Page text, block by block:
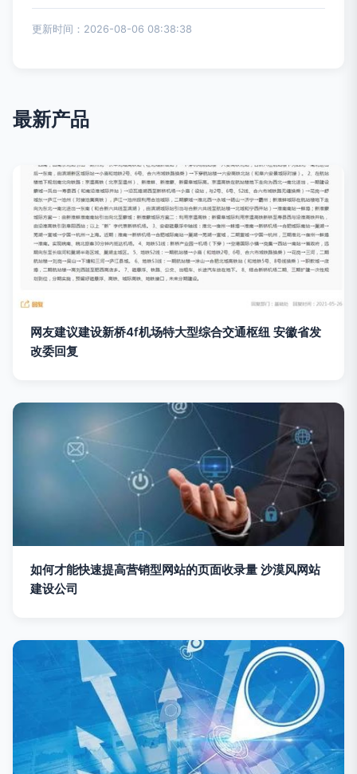
更新时间：2026-08-06 08:38:38
最新产品
网友建议建设新桥4f机场特大型综合交通枢纽 安徽省发
改委回复
如何才能快速提高营销型网站的页面收录量 沙漠风网站
建设公司